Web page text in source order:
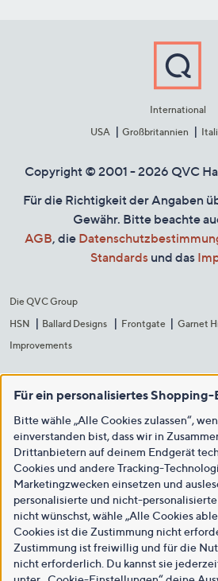
International
USA
Großbritannien
Copyright © 2001 - 2026 QVC
Für die Richtigkeit der Angaben
Gewähr. Bitte beachte
AGB, die
Standards und das
Die QVC Group
HSN
Ballard Designs Frontgate Garnet
Improvements
Für ein personalisiertes
Bitte wähle „Alle Cookies zulassen“,
einverstanden bist, dass wir in
Drittanbietern auf deinem Endgerät
Cookies und andere Tracking-
Marketingzwecken einsetzen und
personalisierte und nicht-
nicht wünschst, wähle „Alle Cookies
Cookies ist die Zustimmung nicht
Zustimmung ist freiwillig und für die
nicht erforderlich. Du kannst sie